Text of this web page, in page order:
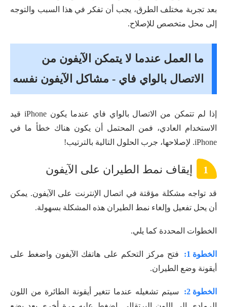
بعد تجربة مختلف الطرق، يجب أن تفكر في هذا السبب والتوجه
إلى محل متخصص للإصلاح.
ما العمل عندما لا يتمكن الآيفون من
الاتصال بالواي فاي - مشاكل الآيفون نفسه
إذا لم تتمكن من الاتصال بالواي فاي عندما يكون iPhone قيد
الاستخدام العادي، فمن المحتمل أن يكون هناك خطأ ما في
iPhone. لإصلاحها، جرب الحلول التالية بالترتيب!
1 إيقاف نمط الطيران على الآيفون
قد تواجه مشكلة مؤقتة في اتصال الإنترنت على الآيفون. يمكن
أن يحل تفعيل وإلغاء نمط الطيران هذه المشكلة بسهولة.
الخطوات المحددة كما يلي.
الخطوة 1:
فتح مركز التحكم على هاتفك الآيفون واضغط على
أيقونة وضع الطيران.
الخطوة 2:
سيتم تشغيله عندما تتغير أيقونة الطائرة من اللون